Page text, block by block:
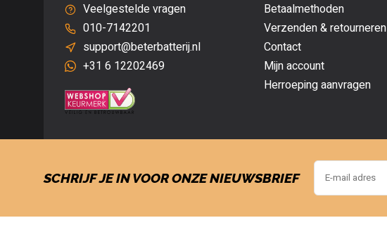
Veelgestelde vragen
010-7142201
support@beterbatterij.nl
+31 6 12202469
Betaalmethoden
Verzenden & retourneren
Contact
Mijn account
Herroeping aanvragen
SCHRIJF JE IN VOOR ONZE NIEUWSBRIEF